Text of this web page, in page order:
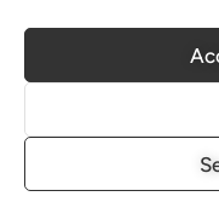
Copyright © 2021
Manage your cookie
Webdesign af